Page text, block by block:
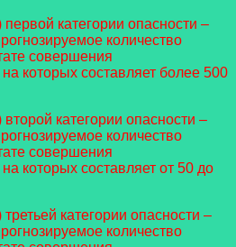
категории опасности –
количество
совершения
на которых составляет более 500
категории опасности –
количество
совершения
которых составляет от 50 до
категории опасности –
количество